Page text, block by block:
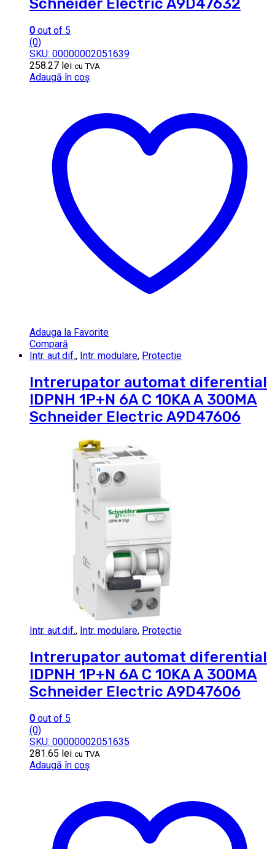
Schneider Electric A9D47632
0 out of 5
(0)
SKU: 00000002051639
258.27 lei cu TVA
Adaugă în coș
Adauga la Favorite
Compară
Intr. aut.dif., Intr. modulare, Protectie
Intrerupator automat diferential
IDPNH 1P+N 6A C 10KA A 300MA
Schneider Electric A9D47606
Intr. aut.dif., Intr. modulare, Protectie
Intrerupator automat diferential
IDPNH 1P+N 6A C 10KA A 300MA
Schneider Electric A9D47606
0 out of 5
(0)
SKU: 00000002051635
281.65 lei cu TVA
Adaugă în coș